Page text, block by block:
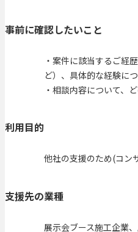
事前に確認したいこと
・案件に該当するご経
ど）、具体的な経験に
・相談内容について、
利用目的
他社の支援のため(コン
支援先の業種
展示会ブース施工企業